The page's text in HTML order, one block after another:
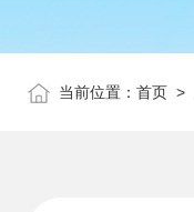
当前位置： 首页 >